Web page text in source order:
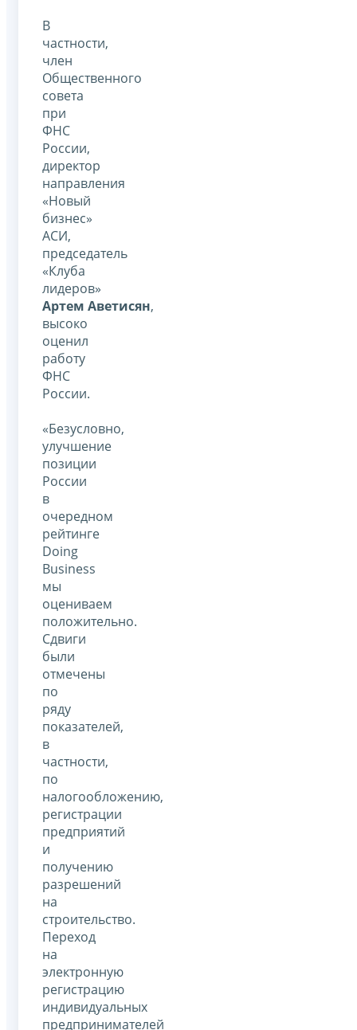
В
частности,
член
Общественного
совета
при
ФНС
России,
директор
направления
«Новый
бизнес»
АСИ,
председатель
«Клуба
лидеров»
Артем Аветисян,
высоко
оценил
работу
ФНС
России.
«Безусловно,
улучшение
позиции
России
в
очередном
рейтинге
Doing
Business
мы
оцениваем
положительно.
Сдвиги
были
отмечены
по
ряду
показателей,
в
частности,
по
налогообложению,
регистрации
предприятий
и
получению
разрешений
на
строительство.
Переход
на
электронную
регистрацию
индивидуальных
предпринимателей